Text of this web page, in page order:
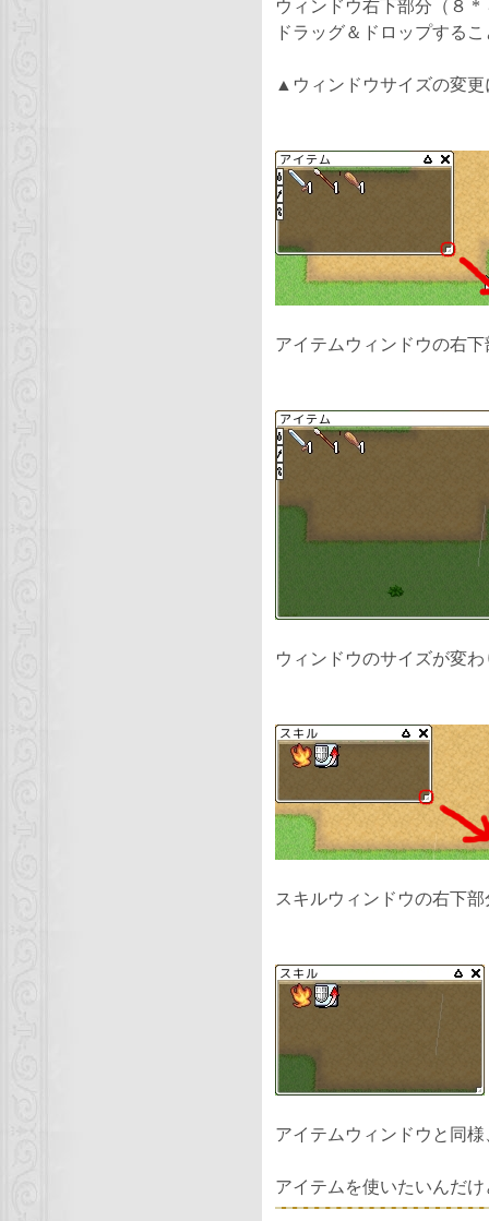
ウィンドウ右下部分（８ *
ドラッグ＆ドロップする
▲ウィンドウサイズの変
アイテムウィンドウの右
ウィンドウのサイズが変
スキルウィンドウの右下
アイテムウィンドウと同
アイテムを使いたいんだけ